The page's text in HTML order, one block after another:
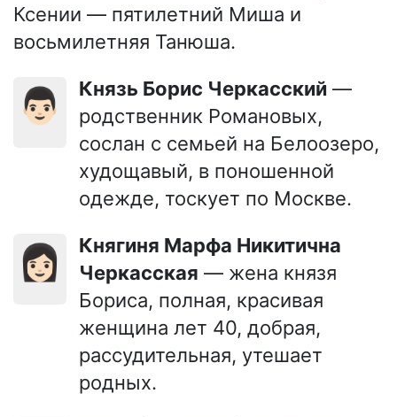
Ксении — пятилетний Миша и
восьмилетняя Танюша.
👨🏻 Князь Борис Черкасский —
родственник Романовых,
сослан с семьей на Белоозеро,
худощавый, в поношенной
одежде, тоскует по Москве.
👩🏻
Княгиня Марфа Никитична
Черкасская — жена князя
Бориса, полная, красивая
женщина лет 40, добрая,
рассудительная, утешает
родных.